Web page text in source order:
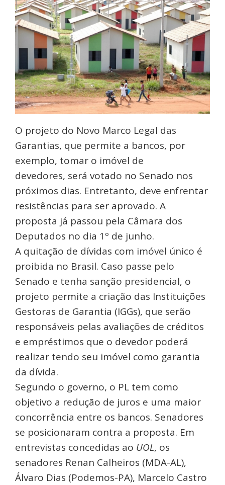
O projeto do Novo Marco Legal das
Garantias, que permite a bancos, por
exemplo, tomar o imóvel de
devedores, será votado no Senado nos
próximos dias. Entretanto, deve enfrentar
resistências para ser aprovado. A
proposta já passou pela Câmara dos
Deputados no dia 1º de junho.
A quitação de dívidas com imóvel único é
proibida no Brasil. Caso passe pelo
Senado e tenha sanção presidencial, o
projeto permite a criação das Instituições
Gestoras de Garantia (IGGs), que serão
responsáveis pelas avaliações de créditos
e empréstimos que o devedor poderá
realizar tendo seu imóvel como garantia
da dívida.
Segundo o governo, o PL tem como
objetivo a redução de juros e uma maior
concorrência entre os bancos. Senadores
se posicionaram contra a proposta. Em
entrevistas concedidas ao UOL, os
senadores Renan Calheiros (MDA-AL),
Álvaro Dias (Podemos-PA), Marcelo Castro